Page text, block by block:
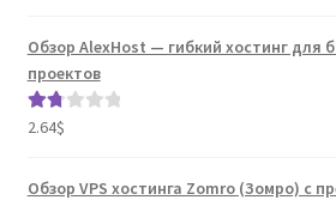
1.80
Обзор AlexHost — гибкий хостинг для
проектов
Оце
1.80
2.64$
Обзор VPS хостинга Zomro (Зомро) с